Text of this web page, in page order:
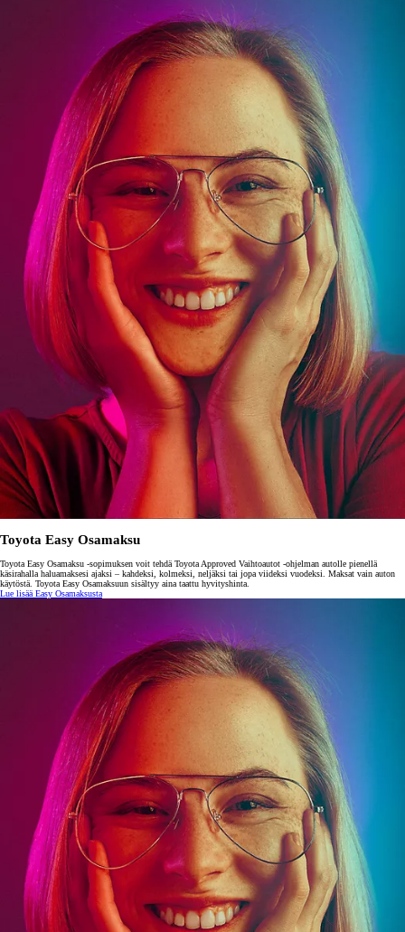
Toyota Easy Osamaksu
Toyota Easy Osamaksu -sopimuksen voit tehdä Toyota Approved Vaihtoautot -ohjelman autolle pienellä
käsirahalla haluamaksesi ajaksi – kahdeksi, kolmeksi, neljäksi tai jopa viideksi vuodeksi. Maksat vain auton
käytöstä. Toyota Easy Osamaksuun sisältyy aina taattu hyvityshinta.
Lue lisää Easy Osamaksusta